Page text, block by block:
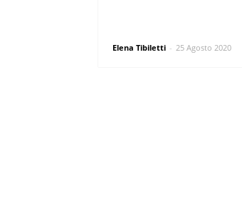
Elena Tibiletti - 25 Agosto 2020